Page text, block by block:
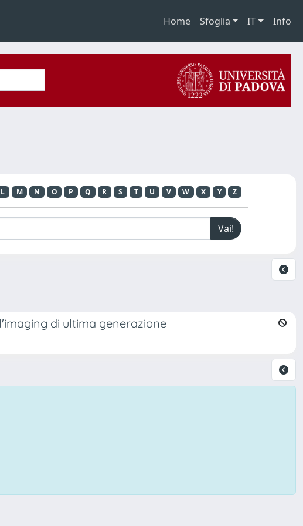
Home Sfoglia IT Info
L M N O P Q R S T U V W X Y Z
di ultima generazione